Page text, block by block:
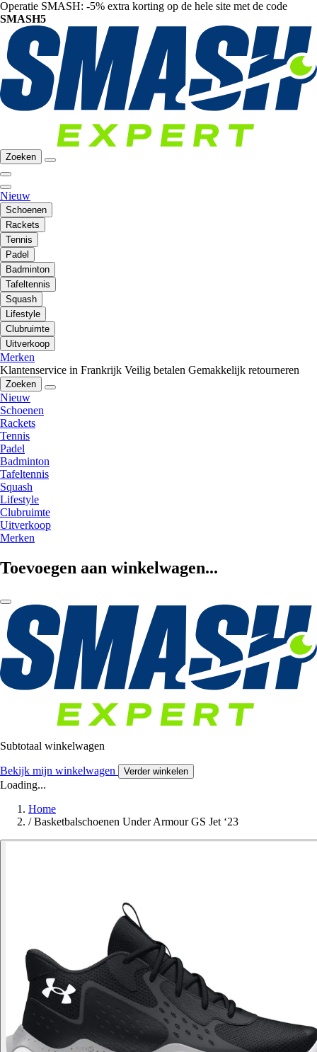
Operatie SMASH: -5% extra korting op de hele site met de code
SMASH5
Zoeken
Nieuw
Schoenen
Rackets
Tennis
Padel
Badminton
Tafeltennis
Squash
Lifestyle
Clubruimte
Uitverkoop
Merken
Klantenservice in Frankrijk Veilig betalen Gemakkelijk retourneren
Zoeken
Nieuw
Schoenen
Rackets
Tennis
Padel
Badminton
Tafeltennis
Squash
Lifestyle
Clubruimte
Uitverkoop
Merken
Toevoegen aan winkelwagen...
Subtotaal winkelwagen
Bekijk mijn winkelwagen Verder winkelen
Loading...
Home
/ Basketbalschoenen Under Armour GS Jet ‘23